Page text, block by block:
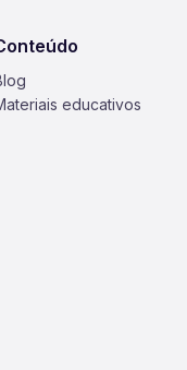
educativos